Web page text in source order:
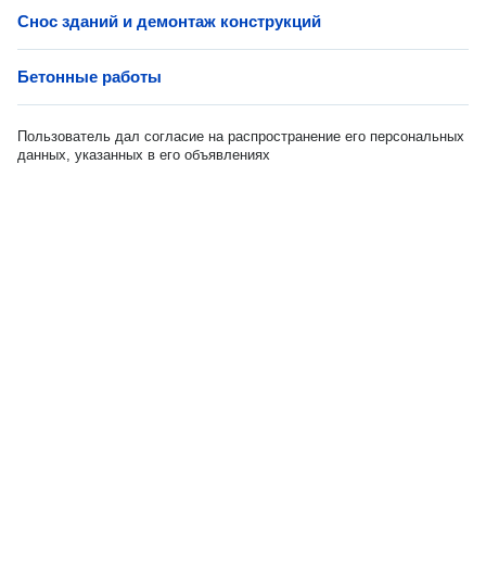
Снос зданий и демонтаж конструкций
Бетонные работы
Пользователь дал согласие на распространение его персональных
данных, указанных в его объявлениях